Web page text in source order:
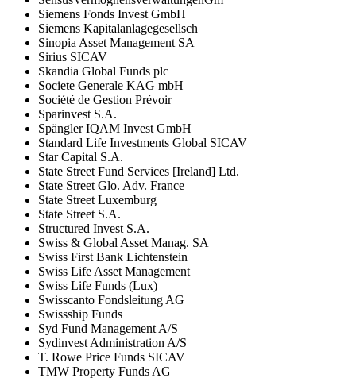
Siemens Fonds Invest GmbH
Siemens Kapitalanlagegesellsch
Sinopia Asset Management SA
Sirius SICAV
Skandia Global Funds plc
Societe Generale KAG mbH
Société de Gestion Prévoir
Sparinvest S.A.
Spängler IQAM Invest GmbH
Standard Life Investments Global SICAV
Star Capital S.A.
State Street Fund Services [Ireland] Ltd.
State Street Glo. Adv. France
State Street Luxemburg
State Street S.A.
Structured Invest S.A.
Swiss & Global Asset Manag. SA
Swiss First Bank Lichtenstein
Swiss Life Asset Management
Swiss Life Funds (Lux)
Swisscanto Fondsleitung AG
Swissship Funds
Syd Fund Management A/S
Sydinvest Administration A/S
T. Rowe Price Funds SICAV
TMW Property Funds AG